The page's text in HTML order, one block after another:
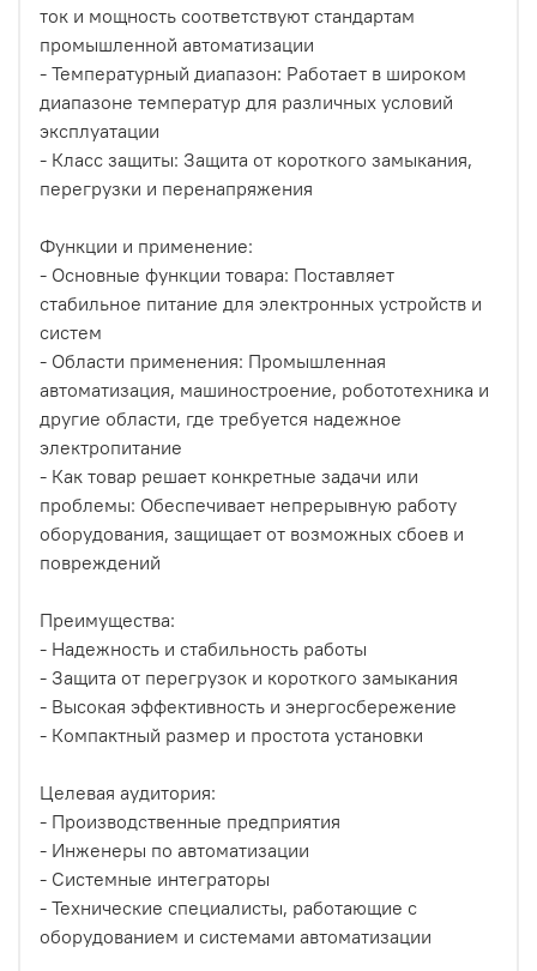
ток и мощность соответствуют стандартам
промышленной автоматизации
- Температурный диапазон: Работает в широком
диапазоне температур для различных условий
эксплуатации
- Класс защиты: Защита от короткого замыкания,
перегрузки и перенапряжения
Функции и применение:
- Основные функции товара: Поставляет
стабильное питание для электронных устройств и
систем
- Области применения: Промышленная
автоматизация, машиностроение, робототехника и
другие области, где требуется надежное
электропитание
- Как товар решает конкретные задачи или
проблемы: Обеспечивает непрерывную работу
оборудования, защищает от возможных сбоев и
повреждений
Преимущества:
- Надежность и стабильность работы
- Защита от перегрузок и короткого замыкания
- Высокая эффективность и энергосбережение
- Компактный размер и простота установки
Целевая аудитория:
- Производственные предприятия
- Инженеры по автоматизации
- Системные интеграторы
- Технические специалисты, работающие с
оборудованием и системами автоматизации